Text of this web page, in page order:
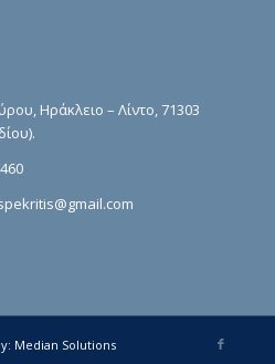
Ηράκλειο – Λίντο, 71303
Median Solutions